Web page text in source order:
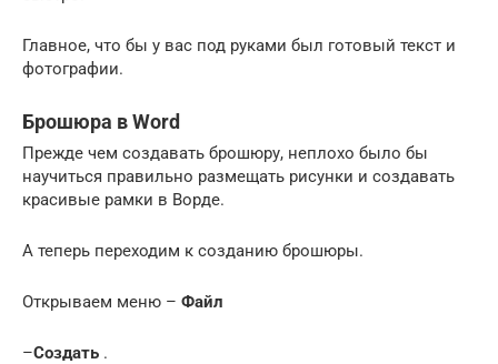
Главное, что бы у вас под руками был готовый текст и
фотографии.
Брошюра в Word
Прежде чем создавать брошюру, неплохо было бы
научиться правильно размещать рисунки и создавать
красивые рамки в Ворде.
А теперь переходим к созданию брошюры.
Открываем меню – Файл
–Создать .